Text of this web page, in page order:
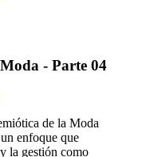
- Parte 04
de la Moda
enfoque que
la gestión como